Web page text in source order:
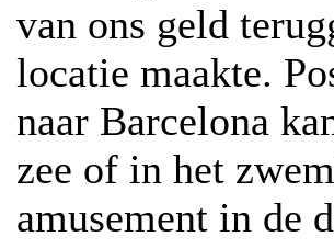
van ons geld
locatie maakte.
naar Barcelona
zee of in het
amusement in de